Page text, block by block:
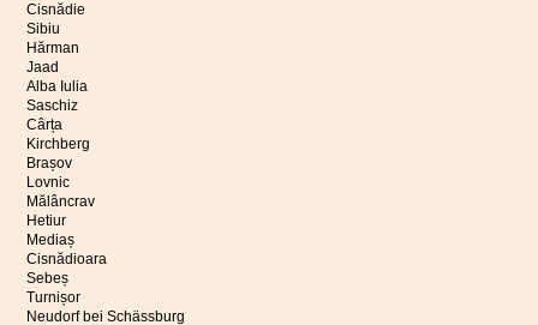
Cisnădie
Sibiu
Hărman
Jaad
Alba Iulia
Saschiz
Cârța
Kirchberg
Brașov
Lovnic
Mălâncrav
Hetiur
Mediaș
Cisnădioara
Sebeș
Turnișor
Neudorf bei Schässburg